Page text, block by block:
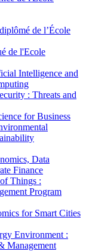
de l’École
de l'Ecole
Intelligence and
: Threats and
for Business
Data
Finance
Things :
Program
for Smart Cities
Environment :
Management